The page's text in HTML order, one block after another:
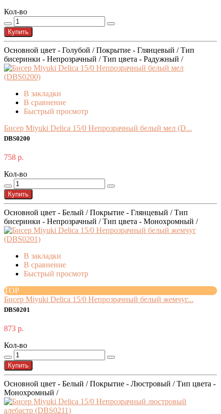
Кол-во
Купить
Основной цвет - Голубой / Покрытие - Глянцевый / Тип
бисеринки - Непрозрачный / Тип цвета - Радужный /
В закладки
В сравнение
Быстрый просмотр
Бисер Miyuki Delica 15/0 Непрозрачный белый мел (D...
DBS0200
758 р.
Кол-во
Купить
Основной цвет - Белый / Покрытие - Глянцевый / Тип
бисеринки - Непрозрачный / Тип цвета - Монохромный /
В закладки
В сравнение
Быстрый просмотр
TOP
Бисер Miyuki Delica 15/0 Непрозрачный белый жемчуг...
DBS0201
873 р.
Кол-во
Купить
Основной цвет - Белый / Покрытие - Люстровый / Тип цвета -
Монохромный /